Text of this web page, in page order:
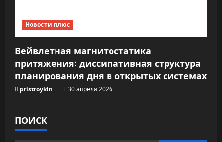
Новости плюс
Вейвлетная магнитостатика
притяжения: диссипативная структура
планирования дня в открытых системах
pristroykin_ 30 апреля 2026
ПОИСК